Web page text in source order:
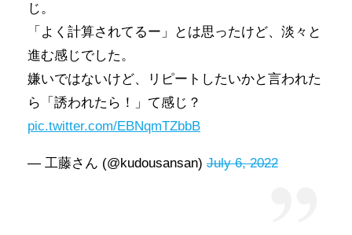
じ。
「よく計算されてるー」とは思ったけど、淡々と
進む感じでした。
嫌いではないけど、リピートしたいかと言われた
ら「誘われたら！」て感じ？
pic.twitter.com/EBNqmTZbbB
— 工藤さん (@kudousansan) July 6, 2022